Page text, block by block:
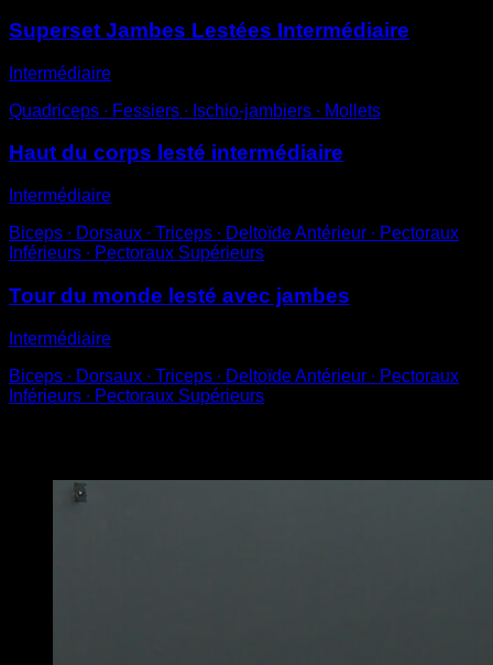
Superset Jambes Lestées Intermédiaire
Intermédiaire
Quadriceps ∙ Fessiers ∙ Ischio-jambiers ∙ Mollets
Haut du corps lesté intermédiaire
Intermédiaire
Biceps ∙ Dorsaux ∙ Triceps ∙ Deltoïde Antérieur ∙ Pectoraux
Inférieurs ∙ Pectoraux Supérieurs
Tour du monde lesté avec jambes
Intermédiaire
Biceps ∙ Dorsaux ∙ Triceps ∙ Deltoïde Antérieur ∙ Pectoraux
Inférieurs ∙ Pectoraux Supérieurs